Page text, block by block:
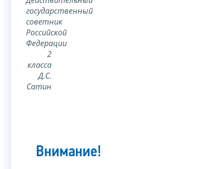
государственный
советник
Российской
Федерации
2
класса
Д.С.
Сатин
Внимание!